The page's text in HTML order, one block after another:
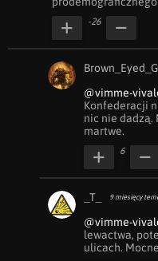
-26
@vimme-
Konfederacji
nic nie dadzą.
martwe.
6
_T_ 9 miesięcy
@vimme-
lewactwa,
ulicach.